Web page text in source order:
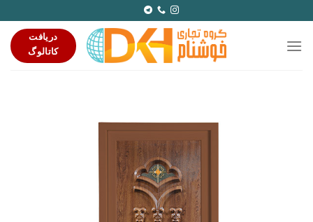
to
content
دریافت
کاتالوگ